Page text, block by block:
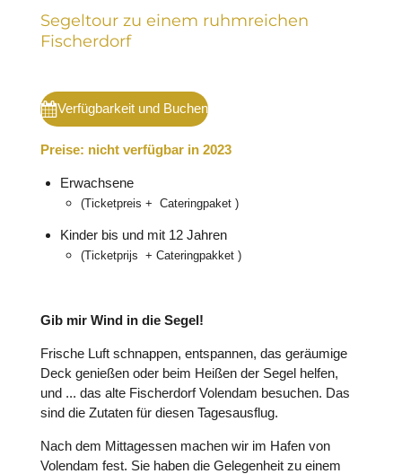
Segeltour zu einem ruhmreichen
Fischerdorf
Verfügbarkeit und Buchen
Preise: nicht verfügbar in 2023
Erwachsene
(Ticketpreis + Cateringpaket )
Kinder bis und mit 12 Jahren
(Ticketprijs + Cateringpakket )
Gib mir Wind in die Segel!
Frische Luft schnappen, entspannen, das geräumige
Deck genießen oder beim Heißen der Segel helfen,
und ... das alte Fischerdorf Volendam besuchen. Das
sind die Zutaten für diesen Tagesausflug.
Nach dem Mittagessen machen wir im Hafen von
Volendam fest. Sie haben die Gelegenheit zu einem